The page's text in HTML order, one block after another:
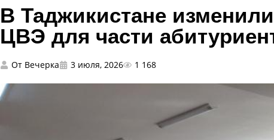
В Таджикистане
ЦВЭ для части
От Вечерка 3 июля, 2026 1 168